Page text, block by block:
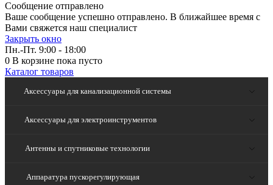
Сообщение отправлено
Ваше сообщение успешно отправлено. В ближайшее время с
Вами свяжется наш специалист
Закрыть окно
Пн.-Пт. 9:00 - 18:00
0 В корзине пока пусто
Каталог товаров
Аксессуары для канализационной системы
Аксессуары для электроинструментов
Антенны и спутниковые технологии
Аппаратура пускорегулирующая